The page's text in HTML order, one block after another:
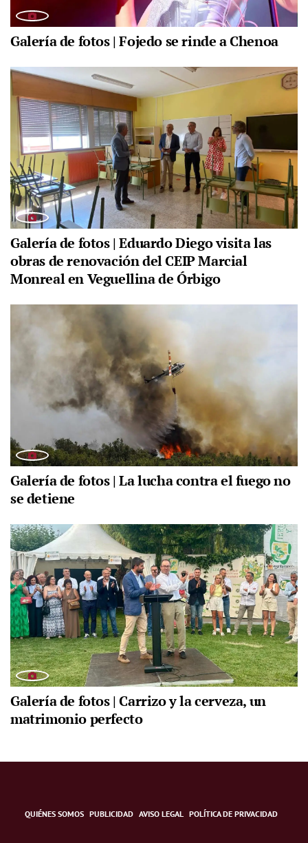
Galería de fotos | Fojedo se rinde a Chenoa
Galería de fotos | Eduardo Diego visita las
obras de renovación del CEIP Marcial
Monreal en Veguellina de Órbigo
Galería de fotos | La lucha contra el fuego no
se detiene
Galería de fotos | Carrizo y la cerveza, un
matrimonio perfecto
QUIÉNES SOMOS PUBLICIDAD AVISO LEGAL POLÍTICA DE PRIVACIDAD